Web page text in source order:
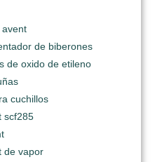
de biberones
de oxido de etileno
cuchillos
scf285
de vapor